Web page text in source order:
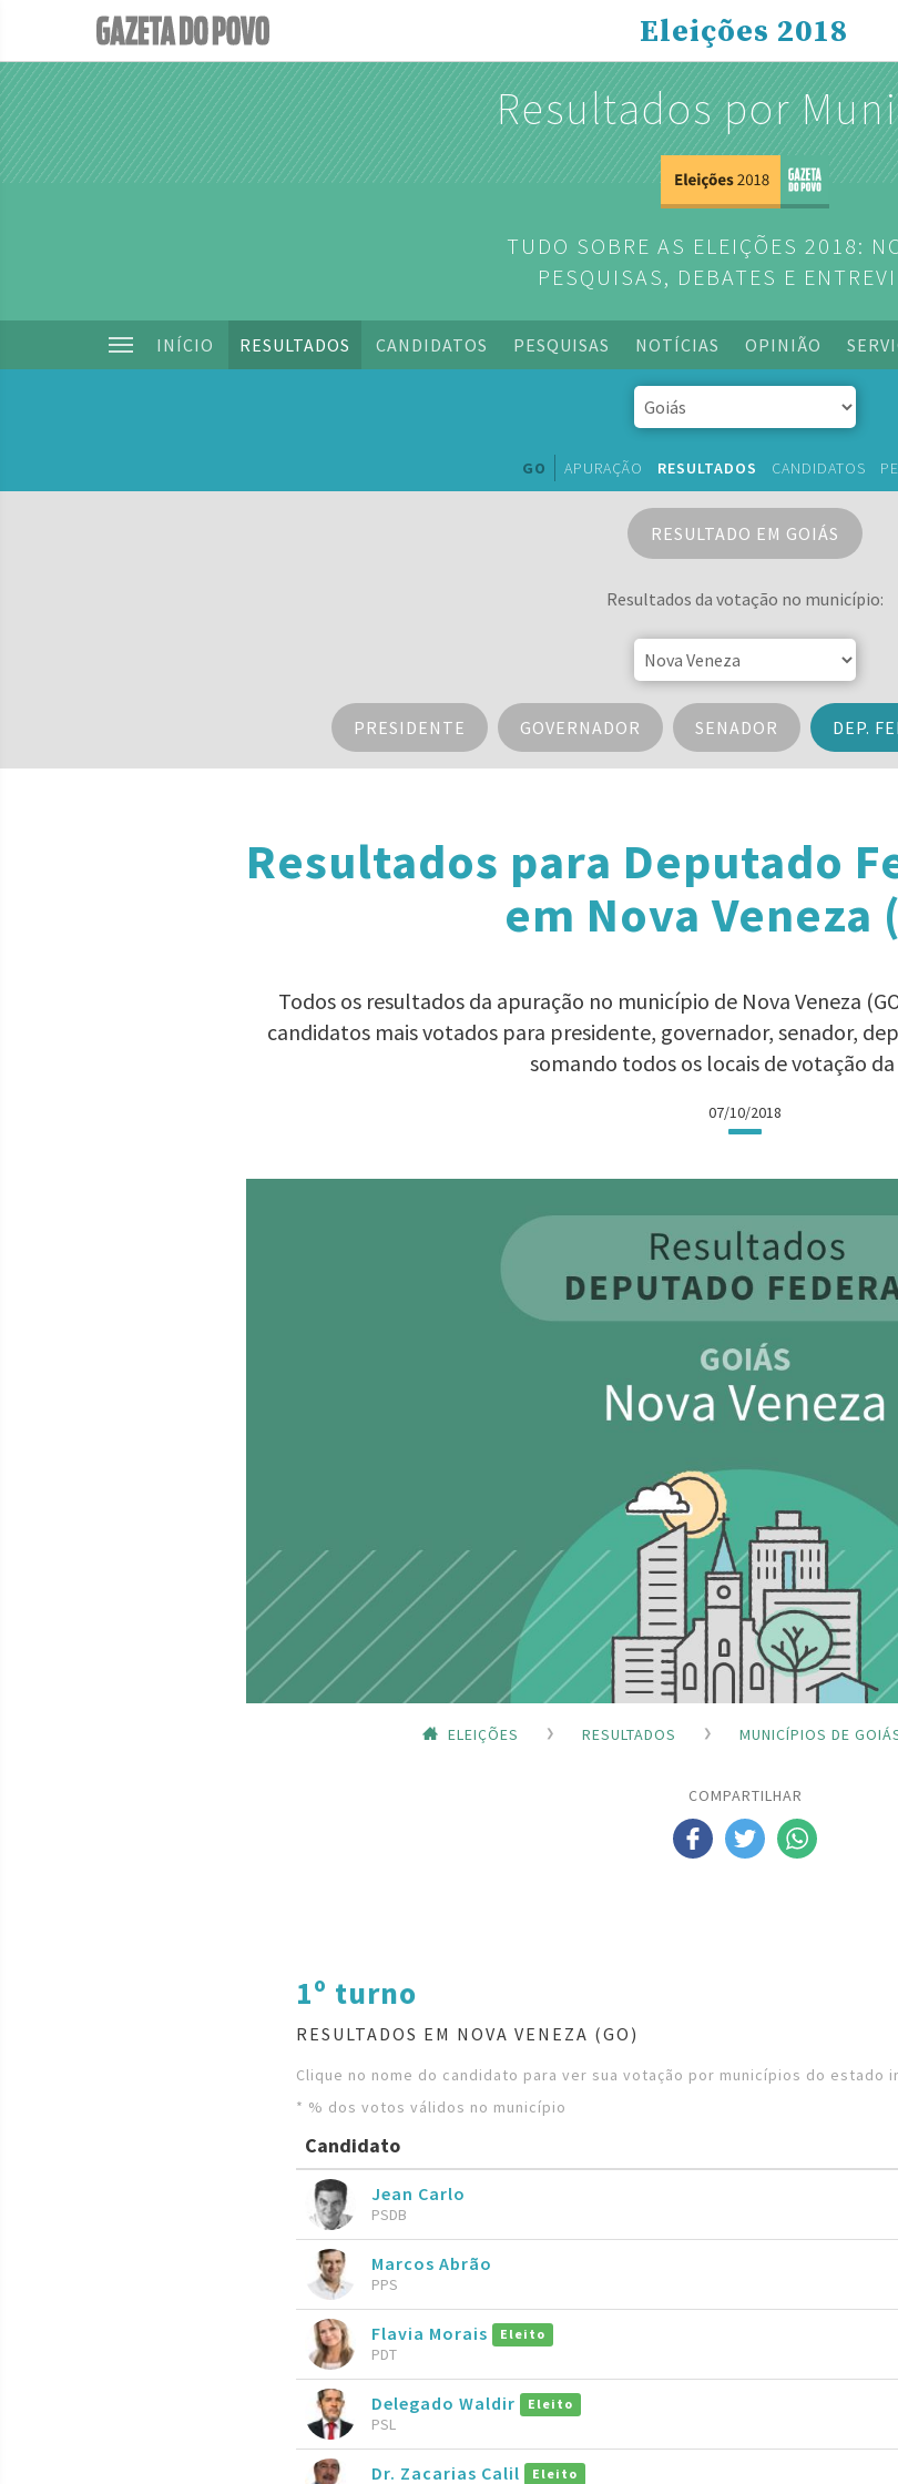
Eleições 2018
Resultados por
TUDO SOBRE AS ELEIÇÕES 2018:
PESQUISAS, DEBATES E
INÍCIO RESULTADOS CANDIDATOS PESQUISAS NOTÍCIAS OPINIÃO
GO APURAÇÃO RESULTADOS CANDIDATOS
RESULTADO EM GOIÁS
Resultados da votação no município:
PRESIDENTE GOVERNADOR SENADOR DEP.
Resultados para Deputado
em Nova Veneza
Todos os resultados da apuração no município de Nova Veneza
candidatos mais votados para presidente, governador, senador,
somando todos os locais de votação
07/10/2018
ELEIÇÕES RESULTADOS MUNICÍPIOS DE
COMPARTILHAR
1º turno
RESULTADOS EM NOVA VENEZA (GO)
Clique no nome do candidato para ver sua votação por municípios do estado
* % dos votos válidos no município
Candidato
Jean Carlo
PSDB
Marcos Abrão
PPS
Flavia Morais Eleito
PDT
Delegado Waldir Eleito
PSL
Dr. Zacarias Calil Eleito